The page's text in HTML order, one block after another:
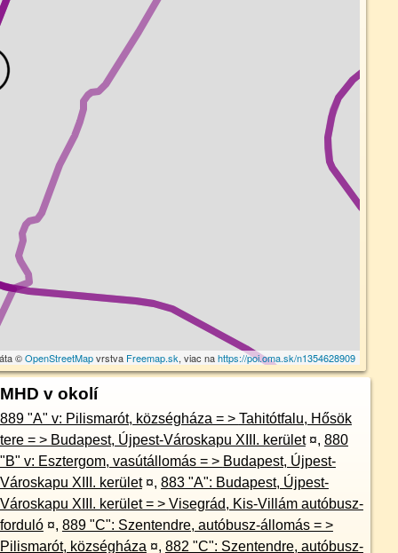
©OpenStreetMapvrstva Freemap.sk, viac nahttps://poi.oma.sk/n1354628909
MHD v okolí
889 "A" v: Pilismarót, községháza = > Tahitótfalu, Hősök
tere = > Budapest, Újpest-Városkapu XIII. kerület ¤, 880
"B" v: Esztergom, vasútállomás = > Budapest, Újpest-
Városkapu XIII. kerület ¤, 883 "A": Budapest, Újpest-
Városkapu XIII. kerület = > Visegrád, Kis-Villám autóbusz-
forduló ¤, 889 "C": Szentendre, autóbusz-állomás = >
Pilismarót, községháza ¤, 882 "C": Szentendre, autóbusz-